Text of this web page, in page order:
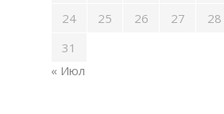
24
25 26 27 28
31
« Июл